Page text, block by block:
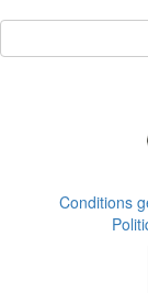
Conditions